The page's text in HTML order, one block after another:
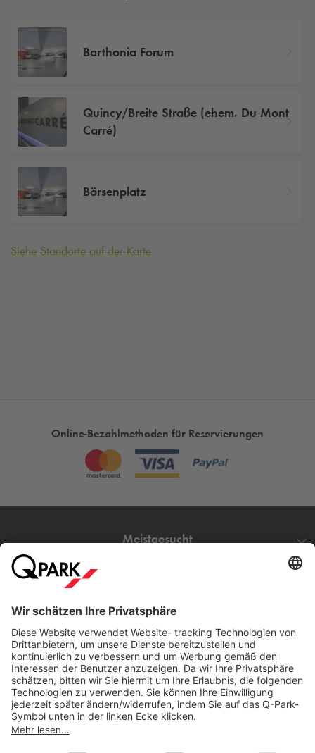
Barthonia Forum
Quincy/Breite Straße (ehem. Du Mont
Carré)
Börsenplatz
Siehe Standorte auf der Karte
Online-Bezahlmethoden für Reservierungen
Meistgesucht
Hilfe
Direkt zum
Download